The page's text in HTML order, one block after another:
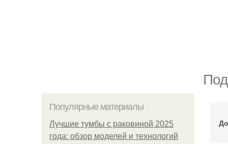
Популярные материалы
Лучшие тумбы с раковиной 2025
года: обзор моделей и технологий